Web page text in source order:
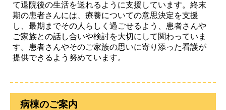
ヘルスケア研究センター
（人間ドック）
面会時間
フロアマップ
交通アクセス
て退院後の生活を送れるように支援しています。終末
期の患者さんには、療養についての意思決定を支援
し、最期までその人らしく過ごせるよう、患者さんや
ご家族との話し合いや検討を大切にして関わっていま
す。患者さんやそのご家族の思いに寄り添った看護が
提供できるよう努めています。
病棟のご案内